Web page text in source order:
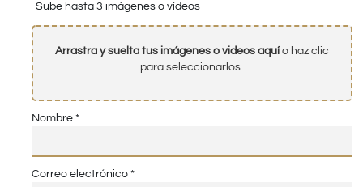
Sube hasta 3 imágenes o vídeos
Arrastra y suelta tus imágenes o videos aquío haz clic
para seleccionarlos.
Nombre *
Correo electrónico *